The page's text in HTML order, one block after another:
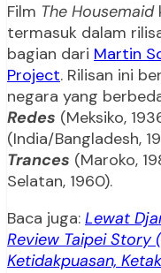
Film The Housemaid
termasuk dalam
bagian dari Martin
Project. Rilisan ini
negara yang
Redes (Meksiko,
(India/Bangladesh,
Trances (Maroko,
Selatan, 1960).
Baca juga: Lewat
Review Taipei Story
Ketidakpuasan,